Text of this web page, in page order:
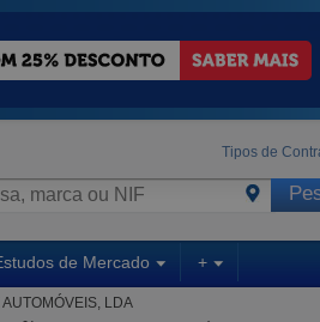
Tipos de
de Mercado +
LDA